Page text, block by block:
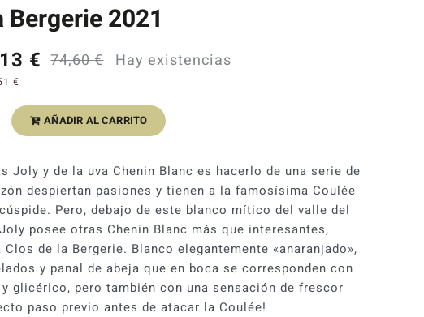
Bergerie 2021
74,60€ El
precio
original
era:
74,60 €.
€
El
precio
actual
es:
67,13 €.
Hay existencias
€
AÑADIR AL CARRITO
Joly y de la uva Chenin Blanc es hacerlo de una serie de
despiertan pasiones y tienen a la famosísima Coulée
Pero, debajo de este blanco mítico del valle del
posee otras Chenin Blanc más que interesantes,
de la Bergerie. Blanco elegantemente «anaranjado»,
y panal de abeja que en boca se corresponden con
glicérico, pero también con una sensación de frescor
paso previo antes de atacar la Coulée!